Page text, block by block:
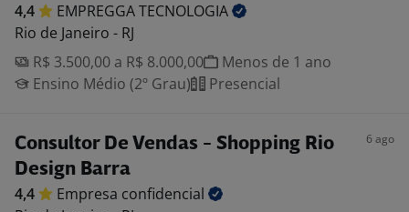
4,4 EMPREGGATECNOLOGIA
Rio de Janeiro - RJ
R$ 3.500,00 a R$ 8.000,00
Menos de 1 ano
Ensino Médio (2º Grau)
Presencial
Consultor De Vendas - Shopping Rio
Design Barra
6 ago
4,4 Empresa confidencial